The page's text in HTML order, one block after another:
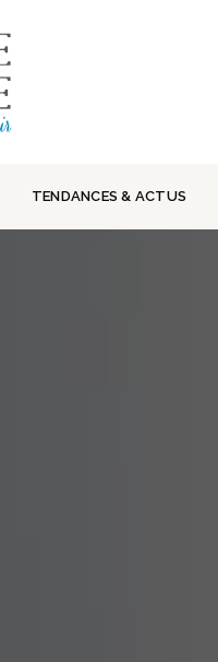
TENDANCES & ACTUS